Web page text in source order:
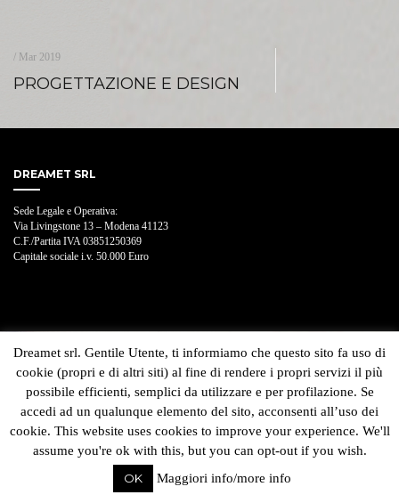
/ Mar 2019
PROGETTAZIONE E DESIGN
DREAMET SRL
Sede Legale e Operativa:
Via Livingstone 13 – Modena 41123
C.F./Partita IVA 03851250369
Capitale sociale i.v. 50.000 Euro
Dreamet srl. Gentile Utente, ti informiamo che questo sito fa uso di
cookie (propri e di altri siti) al fine di rendere i propri servizi il più
possibile efficienti, semplici da utilizzare e per profilazione. Se
accedi ad un qualunque elemento del sito, acconsenti all’uso dei
cookie. This website uses cookies to improve your experience. We'll
assume you're ok with this, but you can opt-out if you wish.
OK
Maggiori info/more info